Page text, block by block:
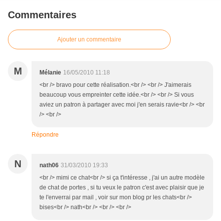
Commentaires
Ajouter un commentaire
M Mélanie 16/05/2010 11:18
<br /> bravo pour cette réalisation.<br /> <br /> J'aimerais
beaucoup vous empreinter cette idée.<br /> <br /> Si vous
aviez un patron à partager avec moi j'en serais ravie<br /> <br
/> <br />
Répondre
N nath06 31/03/2010 19:33
<br /> mimi ce chat<br /> si ça t'intéresse , j'ai un autre modèle
de chat de portes , si tu veux le patron c'est avec plaisir que je
te l'enverrai par mail , voir sur mon blog pr les chats<br />
bises<br /> nath<br /> <br /> <br />